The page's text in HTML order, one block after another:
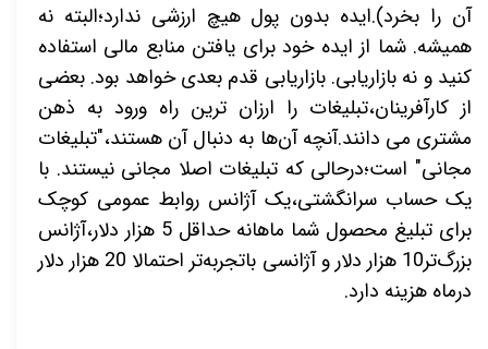
آن را بخرد).ایده بدون پول هیچ ارزشی ندارد؛البته نه
همیشه. شما از ایده خود برای یافتن منابع مالی استفاده
کنید و نه بازاریابی. بازاریابی قدم بعدی خواهد بود. بعضی
از کارآفرینان،تبلیغات را ارزان ترین راه ورود به ذهن
مشتری می دانند.آنچه آن‌ها به دنبال آن هستند،"تبلیغات
مجانی" است؛درحالی که تبلیغات اصلا مجانی نیستند. با
یک حساب سرانگشتی،یک آژانس روابط عمومی کوچک
برای تبلیغ محصول شما ماهانه حداقل 5 هزار دلار،آژانس
بزرگ‌تر10 هزار دلار و آژانسی باتجربه‌تر احتمالا 20 هزار دلار
درماه هزینه دارد.